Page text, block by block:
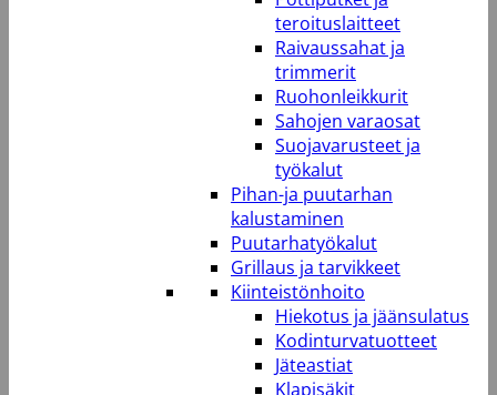
teroituslaitteet
Raivaussahat ja
trimmerit
Ruohonleikkurit
Sahojen varaosat
Suojavarusteet ja
työkalut
Pihan-ja puutarhan
kalustaminen
Puutarhatyökalut
Grillaus ja tarvikkeet
Kiinteistönhoito
Hiekotus ja jäänsulatus
Kodinturvatuotteet
Jäteastiat
Klapisäkit